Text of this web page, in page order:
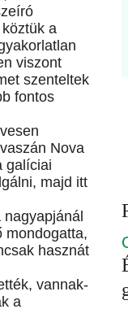
a
viszont
szenteltek
fontos
Nova
galíciai
majd itt
mondogatta,
hasznát
vannak-
a